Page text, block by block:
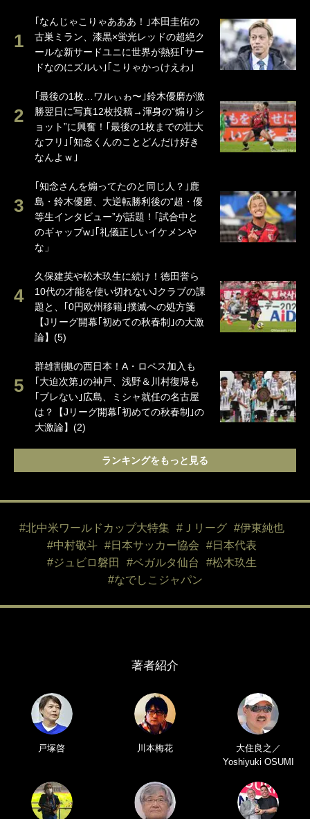
｢なんじゃこりゃあああ！｣本田圭佑の
古巣ミラン、漆黒×蛍光レッドの超絶ク
ールな新サードユニに世界が熱狂｢サー
ドなのにズルい｣｢こりゃかっけえわ｣
｢最後の1枚…ワルぃゎ〜｣鈴木優磨が激
勝翌日に写真12枚投稿→渾身の“煽りシ
ョット”に興奮！｢最後の1枚までの壮大
なフリ｣｢知念くんのことどんだけ好き
なんよｗ｣
｢知念さんを煽ってたのと同じ人？｣鹿
島・鈴木優磨、大逆転勝利後の“超・優
等生インタビュー”が話題！｢試合中と
のギャップw｣｢礼儀正しいイケメンや
な」
久保建英や松木玖生に続け！徳田誉ら
10代の才能を使い切れないJクラブの課
題と、｢0円欧州移籍｣撲滅への処方箋
【Jリーグ開幕｢初めての秋春制｣の大激
論】(5)
群雄割拠の西日本！A・ロペス加入も
｢大迫次第｣の神戸、浅野＆川村復帰も
｢ブレない｣広島、ミシャ就任の名古屋
は？【Jリーグ開幕｢初めての秋春制｣の
大激論】(2)
ランキングをもっと見る
#北中米ワールドカップ大特集 #Ｊリーグ
#伊東純也
#中村敬斗
#日本サッカー協会
#日本代表
#ジュビロ磐田
#ベガルタ仙台
#松木玖生
#なでしこジャパン
著者紹介
戸塚啓 川本梅花
大住良之／
Yoshiyuki OSUMI